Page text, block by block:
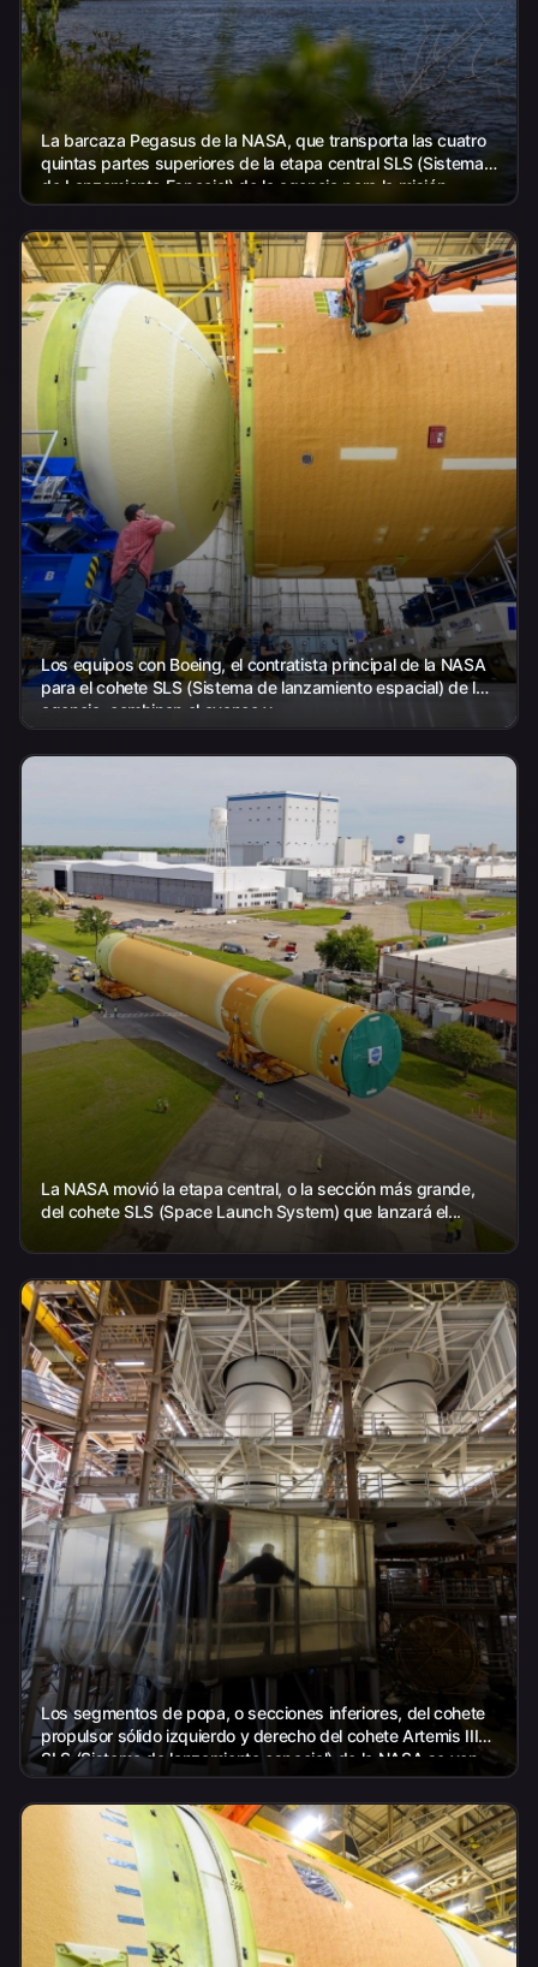
La barcaza Pegasus de la NASA, que transporta las cuatro
quintas partes superiores de la etapa central SLS (Sistema
de Lanzamiento Espacial) de la agencia para la misión
Artemis III, llega a la NASA...
Los equipos con Boeing, el contratista principal de la NASA
para el cohete SLS (Sistema de lanzamiento espacial) de la
agencia, combinan el avance y...
La NASA movió la etapa central, o la sección más grande,
del cohete SLS (Space Launch System) que lanzará el...
Los segmentos de popa, o secciones inferiores, del cohete
propulsor sólido izquierdo y derecho del cohete Artemis III
SLS (Sistema de lanzamiento espacial) de la NASA se ven
dentro del módulo de rotación, procesamiento y oleada...